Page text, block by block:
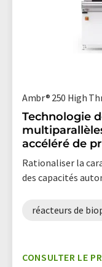
Ambr® 250 High
Technologie
accéléré de
Rationaliser la
des capacités
réacteurs de
CONSULTER LE